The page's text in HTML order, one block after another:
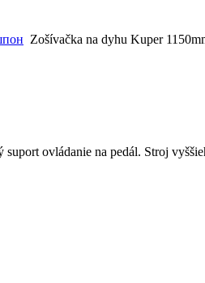
Zošívačka na dyhu Kuper
ovládanie na pedál. Stroj